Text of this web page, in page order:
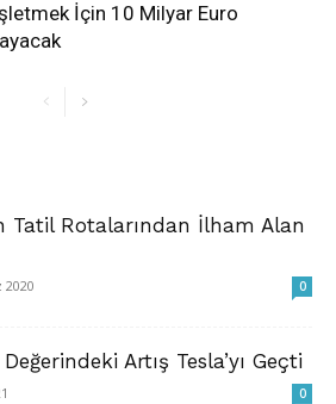
İçin 10 Milyar Euro
Tatil Rotalarından İlham Alan
0
Artış Tesla’yı Geçti
0